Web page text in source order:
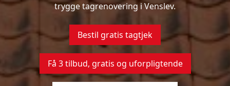
trygge tagrenovering i Venslev.
Bestil gratis tagtjek
Få 3 tilbud, gratis og uforpligtende